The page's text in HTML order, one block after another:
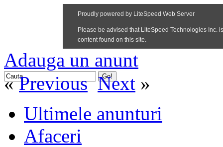
Adauga un anunt
«Previous Next »
Ultimele anunturi
Afaceri